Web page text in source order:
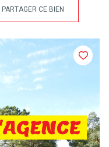
PARTAGER CE BIEN